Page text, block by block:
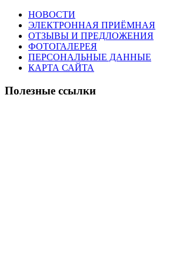
НОВОСТИ
ЭЛЕКТРОННАЯ ПРИЁМНАЯ
ОТЗЫВЫ И ПРЕДЛОЖЕНИЯ
ФОТОГАЛЕРЕЯ
ПЕРСОНАЛЬНЫЕ ДАННЫЕ
КАРТА САЙТА
Полезные ссылки